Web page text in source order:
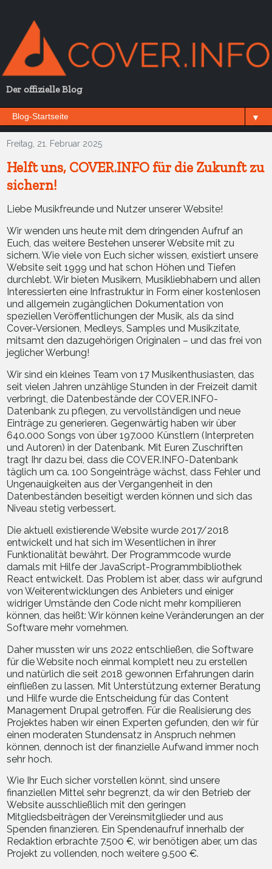
Der offizielle Blog
▼
Freitag, 21. Februar 2025
Helft uns, COVER.INFO für die Zukunft zu
sichern!
Liebe Musikfreunde und Nutzer unserer Website!
Wir wenden uns heute mit dem dringenden Aufruf an
Euch, das weitere Bestehen unserer Website mit zu
sichern. Wie viele von Euch sicher wissen, existiert unsere
Website seit 1999 und hat schon Höhen und Tiefen
durchlebt. Wir bieten Musikern, Musikliebhabern und allen
Interessierten eine Infrastruktur in Form einer kostenlosen
und allgemein zugänglichen Dokumentation von
speziellen Veröffentlichungen der Musik, als da sind
Cover-Versionen, Medleys, Samples und Musikzitate,
mitsamt den dazugehörigen Originalen – und das frei von
jeglicher Werbung!
Wir sind ein kleines Team von 17 Musikenthusiasten, das
seit vielen Jahren unzählige Stunden in der Freizeit damit
verbringt, die Datenbestände der COVER.INFO-
Datenbank zu pflegen, zu vervollständigen und neue
Einträge zu generieren. Gegenwärtig haben wir über
640.000 Songs von über 197.000 Künstlern (Interpreten
und Autoren) in der Datenbank. Mit Euren Zuschriften
tragt Ihr dazu bei, dass die COVER.INFO-Datenbank
täglich um ca. 100 Songeinträge wächst, dass Fehler und
Ungenauigkeiten aus der Vergangenheit in den
Datenbeständen beseitigt werden können und sich das
Niveau stetig verbessert.
Die aktuell existierende Website wurde 2017/2018
entwickelt und hat sich im Wesentlichen in ihrer
Funktionalität bewährt. Der Programmcode wurde
damals mit Hilfe der JavaScript-Programmbibliothek
React entwickelt. Das Problem ist aber, dass wir aufgrund
von Weiterentwicklungen des Anbieters und einiger
widriger Umstände den Code nicht mehr kompilieren
können, das heißt: Wir können keine Veränderungen an der
Software mehr vornehmen.
Daher mussten wir uns 2022 entschließen, die Software
für die Website noch einmal komplett neu zu erstellen
und natürlich die seit 2018 gewonnen Erfahrungen darin
einfließen zu lassen. Mit Unterstützung externer Beratung
und Hilfe wurde die Entscheidung für das Content
Management Drupal getroffen. Für die Realisierung des
Projektes haben wir einen Experten gefunden, den wir für
einen moderaten Stundensatz in Anspruch nehmen
können, dennoch ist der finanzielle Aufwand immer noch
sehr hoch.
Wie Ihr Euch sicher vorstellen könnt, sind unsere
finanziellen Mittel sehr begrenzt, da wir den Betrieb der
Website ausschließlich mit den geringen
Mitgliedsbeiträgen der Vereinsmitglieder und aus
Spenden finanzieren. Ein Spendenaufruf innerhalb der
Redaktion erbrachte 7.500 €, wir benötigen aber, um das
Projekt zu vollenden, noch weitere 9.500 €.